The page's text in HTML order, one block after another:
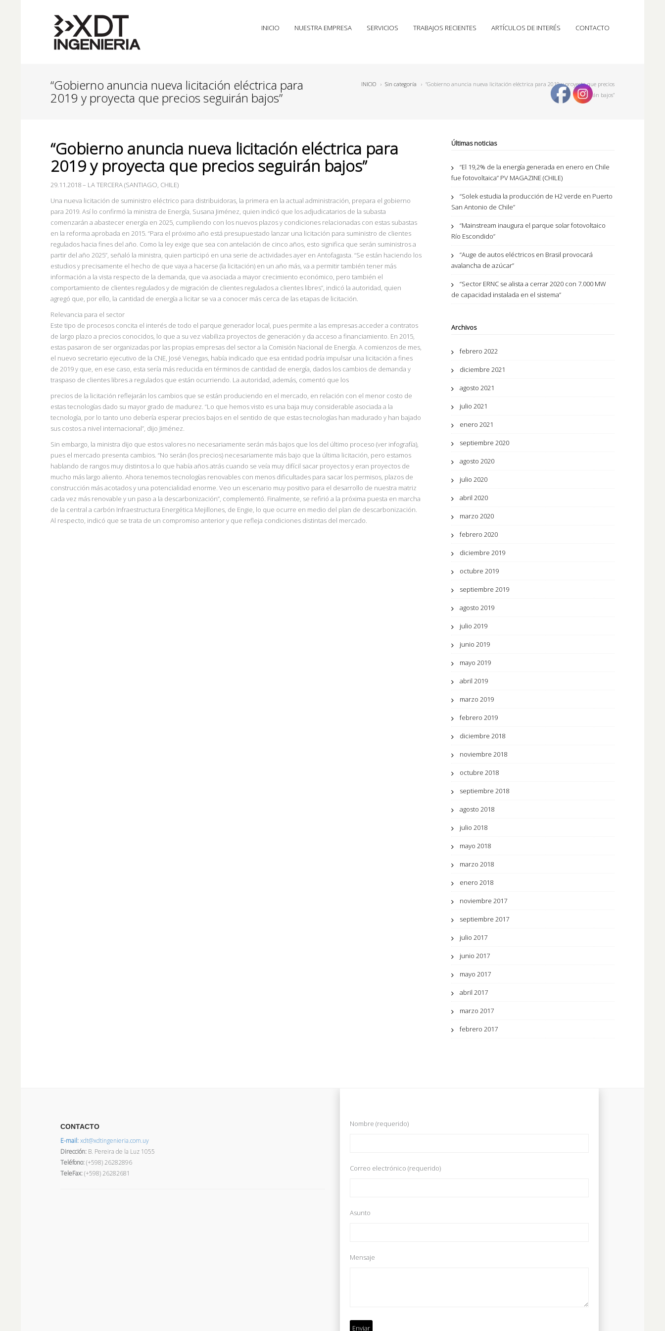
INICIO NUESTRA EMPRESA SERVICIOS TRABAJOS RECIENTES ARTÍCULOS DE INTERÉS CONTACTO
“Gobierno anuncia nueva licitación eléctrica para
2019 y proyecta que precios seguirán bajos”
INICIO › Sin categoría › “Gobierno anuncia nueva licitación eléctrica para 2019 y proyecta que precios
seguirán bajos”
“Gobierno anuncia nueva licitación eléctrica para
2019 y proyecta que precios seguirán bajos”
29.11.2018– LA TERCERA (SANTIAGO, CHILE)
Una nueva licitación de suministro eléctrico para distribuidoras, la primera en la actual administración, prepara el gobierno
para 2019. Así lo confirmó la ministra de Energía, Susana Jiménez, quien indicó que los adjudicatarios de la subasta
comenzarán a abastecer energía en 2025, cumpliendo con los nuevos plazos y condiciones relacionadas con estas subastas
en la reforma aprobada en 2015. “Para el próximo año está presupuestado lanzar una licitación para suministro de clientes
regulados hacia fines del año. Como la ley exige que sea con antelación de cinco años, esto significa que serán suministros a
partir del año 2025”, señaló la ministra, quien participó en una serie de actividades ayer en Antofagasta. “Se están haciendo los
estudios y precisamente el hecho de que vaya a hacerse (la licitación) en un año más, va a permitir también tener más
información a la vista respecto de la demanda, que va asociada a mayor crecimiento económico, pero también el
comportamiento de clientes regulados y de migración de clientes regulados a clientes libres”, indicó la autoridad, quien
agregó que, por ello, la cantidad de energía a licitar se va a conocer más cerca de las etapas de licitación.
Relevancia para el sector
Este tipo de procesos concita el interés de todo el parque generador local, pues permite a las empresas acceder a contratos
de largo plazo a precios conocidos, lo que a su vez viabiliza proyectos de generación y da acceso a financiamiento. En 2015,
estas pasaron de ser organizadas por las propias empresas del sector a la Comisión Nacional de Energía. A comienzos de mes,
el nuevo secretario ejecutivo de la CNE, José Venegas, había indicado que esa entidad podría impulsar una licitación a fines
de 2019 y que, en ese caso, esta sería más reducida en términos de cantidad de energía, dados los cambios de demanda y
traspaso de clientes libres a regulados que están ocurriendo. La autoridad, además, comentó que los
precios de la licitación reflejarán los cambios que se están produciendo en el mercado, en relación con el menor costo de
estas tecnologías dado su mayor grado de madurez. “Lo que hemos visto es una baja muy considerable asociada a la
tecnología, por lo tanto uno debería esperar precios bajos en el sentido de que estas tecnologías han madurado y han bajado
sus costos a nivel internacional”, dijo Jiménez.
Sin embargo, la ministra dijo que estos valores no necesariamente serán más bajos que los del último proceso (ver infografía),
pues el mercado presenta cambios. “No serán (los precios) necesariamente más bajo que la última licitación, pero estamos
hablando de rangos muy distintos a lo que había años atrás cuando se veía muy difícil sacar proyectos y eran proyectos de
mucho más largo aliento. Ahora tenemos tecnologías renovables con menos dificultades para sacar los permisos, plazos de
construcción más acotados y una potencialidad enorme. Veo un escenario muy positivo para el desarrollo de nuestra matriz
cada vez más renovable y un paso a la descarbonización”, complementó. Finalmente, se refirió a la próxima puesta en marcha
de la central a carbón Infraestructura Energética Mejillones, de Engie, lo que ocurre en medio del plan de descarbonización.
Al respecto, indicó que se trata de un compromiso anterior y que refleja condiciones distintas del mercado.
Últimas noticias
“El 19,2% de la energía generada en enero en Chile
fue fotovoltaica” PV MAGAZINE (CHILE)
“Solek estudia la producción de H2 verde en Puerto
San Antonio de Chile”
“Mainstream inaugura el parque solar fotovoltaico
Río Escondido”
“Auge de autos eléctricos en Brasil provocará
avalancha de azúcar”
“Sector ERNC se alista a cerrar 2020 con 7.000 MW
de capacidad instalada en el sistema”
Archivos
febrero 2022
diciembre 2021
agosto 2021
julio 2021
enero 2021
septiembre 2020
agosto 2020
julio 2020
abril 2020
marzo 2020
febrero 2020
diciembre 2019
octubre 2019
septiembre 2019
agosto 2019
julio 2019
junio 2019
mayo 2019
abril 2019
marzo 2019
febrero 2019
diciembre 2018
noviembre 2018
octubre 2018
septiembre 2018
agosto 2018
julio 2018
mayo 2018
marzo 2018
enero 2018
noviembre 2017
septiembre 2017
julio 2017
junio 2017
mayo 2017
abril 2017
marzo 2017
febrero 2017
CONTACTO
E-mail:xdt@xdtingenieria.com.uy
Dirección: B. Pereira de la Luz 1055
Teléfono:(+598) 26282896
TeleFax:(+598) 26282681
Nombre (requerido)
Correo electrónico (requerido)
Asunto
Mensaje